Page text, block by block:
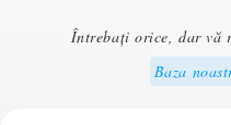
Întrebați orice, dar vă
Baza